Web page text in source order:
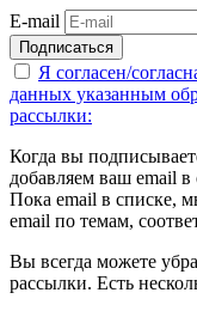
E-mail
Подписаться
Я согласен/
данных указанным
рассылки:
Когда вы
добавляем ваш email
Пока email в списке,
email по темам,
Вы всегда можете
рассылки. Есть